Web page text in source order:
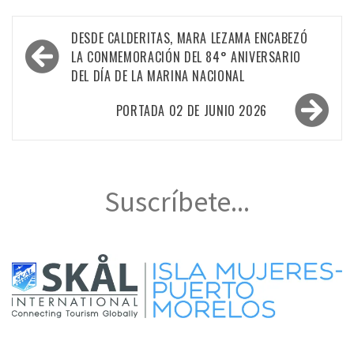
Navegación
de
entradas
DESDE CALDERITAS, MARA LEZAMA ENCABEZÓ
LA CONMEMORACIÓN DEL 84° ANIVERSARIO
DEL DÍA DE LA MARINA NACIONAL
PORTADA 02 DE JUNIO 2026
Suscríbete...